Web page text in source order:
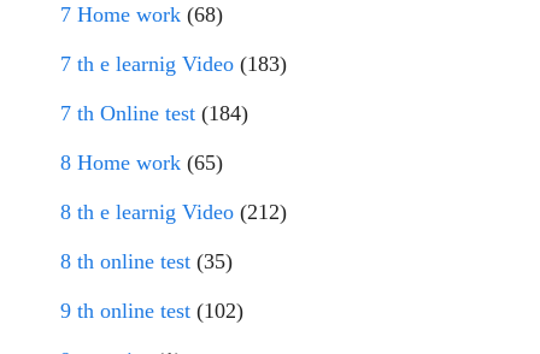
7 Home work (68)
7 th e learnig Video (183)
7 th Online test (184)
8 Home work (65)
8 th e learnig Video (212)
8 th online test (35)
9 th online test (102)